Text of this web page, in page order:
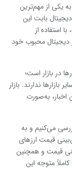
به یکی از مهم‌ترین
دیجیتال بابت این
استفاده از
محبوب خود
در بازار است؛
ندارند. بازار
به‌صورت
می‌کنیم و به
قیمت ارزهای
قیمت و همچنین
متوجه این